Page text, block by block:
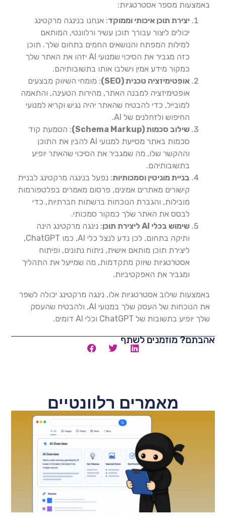
באמצעות מספר אסטרטגיות:
יצירת תוכן איכותי וממוקד: אנחנו בנינגה מרקטינג
יכולים ליצור עבורך תוכן עשיר ורלוונטי, המותאם
למילות המפתח והנושאים החמים בתחום שלך. תוכן
כזה מגביר את הסיכוי שמנועי AI יזהו את האתר שלך
כמקור מידע אמין וישלבו אותו בתשובותיהם.
אופטימיזציה טכנית(SEO)
: מומחי השיווק מבצעים
אופטימיזציה למבנה האתר, מהירות הטעינה, והתאמה
למובייל, כדי להבטיח שהאתר יהיה נגיש וקריא למנועי
החיפוש ולזחלנים של AI.
שילוב סכמות(Schema Markup)
: הטמעת קוד
סכמות באתר מסייעת למנועי AI להבין את התוכן
וההקשר שלו, מה שמגביר את הסיכוי שהאתר יופיע
בתשובותיהם.
בניית מוניטין וסמכותיות: נפעל בנינגה מרקטינג לבניית
קישורים מאתרים אמינים, פרסום מאמרים בפלטפורמות
מובילות, והגברת הנוכחות ברשתות חברתיות, כדי
לבסס את האתר שלך כמקור סמכותי.
שימוש בכלי
ליצירת תוכן: נינגה מרקטינג הינה
ותיקה בתחום, לכן נדע לנצל כלי AI, כמו ChatGPT,
ליצירת תוכן מותאם אישית, ניתוח נתונים, ופיתוח
אסטרטגיות שיווק מתקדמות, מה שמייעל את התהליך
ומגביר את האפקטיביות.
באמצעות שילוב אסטרטגיות אלו, נינגה מרקטינג יכולה לשפר
את הנוכחות של העסק שלך במנועי AI, ולהבטיח שהעסק
שלך יופיע בתשובות של ChatGPT וכלי AI דומים.
אהבתם? מוזמנים לשתף
מאמרים רלוונטיים